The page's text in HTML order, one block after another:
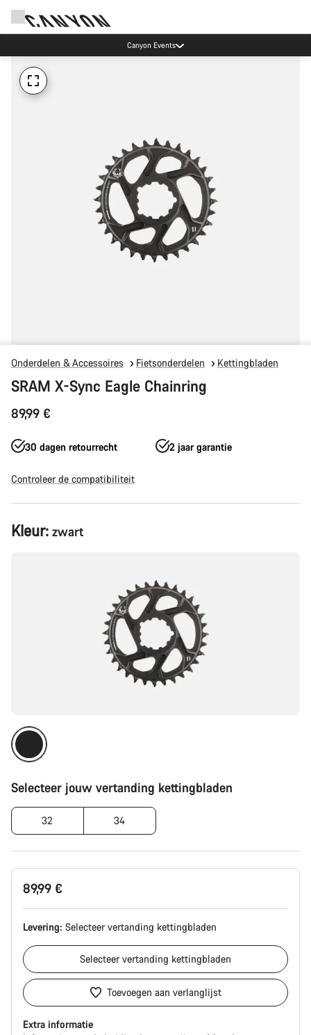
Canyon Events
Onderdelen & Accessoires Fietsonderdelen Kettingbladen
SRAM X-Sync Eagle Chainring
89,99 €
30 dagen retourrecht 2 jaar garantie
Controleer de compatibiliteit
Productconfiguratie
Kleur: zwart
Selecteer jouw vertanding kettingbladen
32 34
89,99 €
Levering: Selecteervertanding kettingbladen
Selecteervertanding kettingbladen
Toevoegen aan verlanglijst
Extra informatie